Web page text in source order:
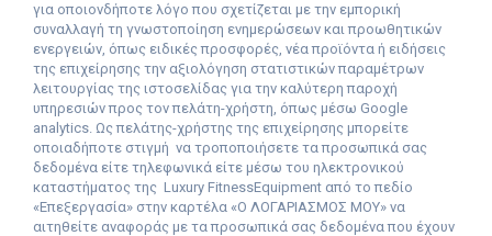
για οποιονδήποτε λόγο που σχετίζεται με την εμπορική
συναλλαγή τη γνωστοποίηση ενημερώσεων και προωθητικών
ενεργειών, όπως ειδικές προσφορές, νέα προϊόντα ή ειδήσεις
της επιχείρησης την αξιολόγηση στατιστικών παραμέτρων
λειτουργίας της ιστοσελίδας για την καλύτερη παροχή
υπηρεσιών προς τον πελάτη-χρήστη, όπως μέσω Google
analytics. Ως πελάτης-χρήστης της επιχείρησης μπορείτε
οποιαδήποτε στιγμή να τροποποιήσετε τα προσωπικά σας
δεδομένα είτε τηλεφωνικά είτε μέσω του ηλεκτρονικού
καταστήματος της L uxury FitnessEquipment από το πεδίο
«Επεξεργασία» στην καρτέλα «Ο ΛΟΓΑΡΙΑΣΜΟΣ ΜΟΥ» να
αιτηθείτε αναφοράς με τα προσωπικά σας δεδομένα που έχουν